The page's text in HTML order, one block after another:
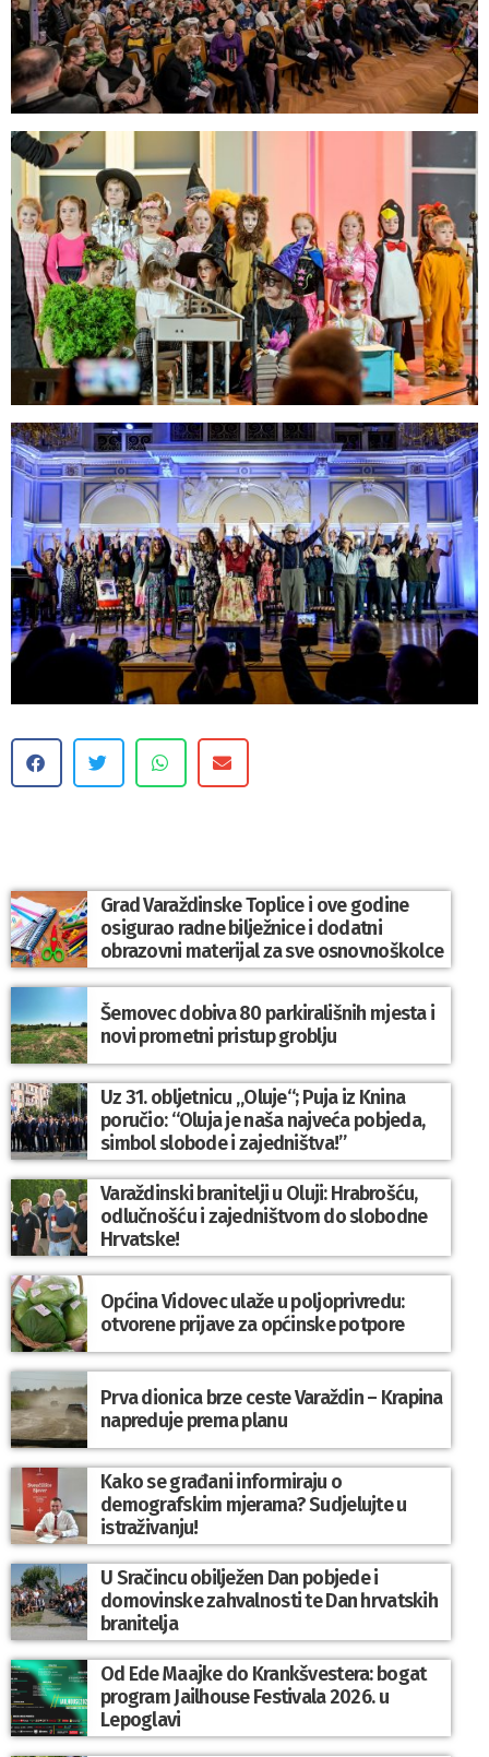
Grad Varaždinske Toplice i ove godine
osigurao radne bilježnice i dodatni
obrazovni materijal za sve osnovnoškolce
Šemovec dobiva 80 parkirališnih mjesta i
novi prometni pristup groblju
Uz 31. obljetnicu „Oluje“; Puja iz Knina
poručio: “Oluja je naša najveća pobjeda,
simbol slobode i zajedništva!”
Varaždinski branitelji u Oluji: Hrabrošću,
odlučnošću i zajedništvom do slobodne
Hrvatske!
Općina Vidovec ulaže u poljoprivredu:
otvorene prijave za općinske potpore
Prva dionica brze ceste Varaždin – Krapina
napreduje prema planu
Kako se građani informiraju o
demografskim mjerama? Sudjelujte u
istraživanju!
U Sračincu obilježen Dan pobjede i
domovinske zahvalnosti te Dan hrvatskih
branitelja
Od Ede Maajke do Krankšvestera: bogat
program Jailhouse Festivala 2026. u
Lepoglavi